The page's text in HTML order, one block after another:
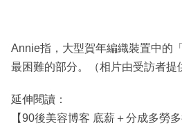
Annie指，大型賀年編織裝置中的
最困難的部分。（相片由受訪者提
延伸閱讀：
【90後美容博客 底薪＋分成多勞多